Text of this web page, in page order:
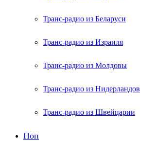
Транс-радио из Беларуси
Транс-радио из Израиля
Транс-радио из Молдовы
Транс-радио из Нидерландов
Транс-радио из Швейцарии
Поп